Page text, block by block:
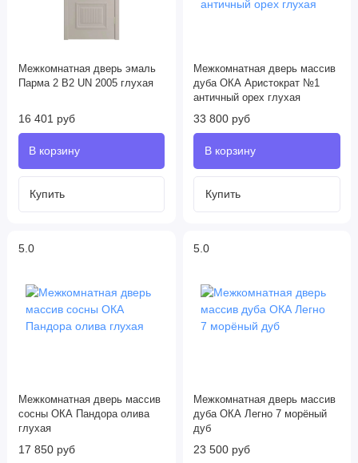
Межкомнатная дверь эмаль
Парма 2 В2 UN 2005 глухая
16 401 руб
Межкомнатная дверь массив
дуба ОКА Аристократ №1
античный орех глухая
33 800 руб
5.0
Межкомнатная дверь массив
сосны ОКА Пандора олива
глухая
17 850 руб
5.0
Межкомнатная дверь массив
дуба ОКА Легно 7 морёный
дуб
23 500 руб